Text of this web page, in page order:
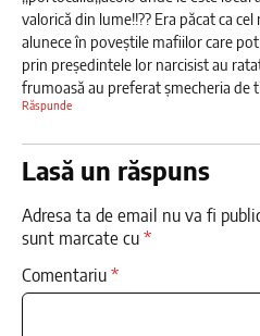
valorică din lume!!?? Era păcat ca
alunece în poveștile mafiilor care
prin președintele lor narcisist au
frumoasă au preferat șmecheria de
Răspunde
Lasă un răspuns
Adresa ta de email nu va fi
sunt marcate cu*
Comentariu*